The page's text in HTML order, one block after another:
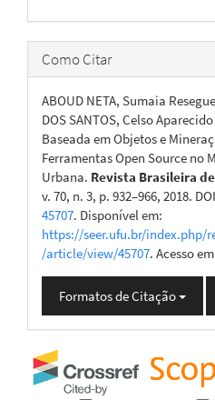
Como Citar
ABOUD NETA, Sumaia
DOS SANTOS, Celso
Baseada em Objetos e
Ferramentas Open Source no
Urbana. Revista Brasileira
v. 70, n. 3, p. 932–966, 2018.
45707. Disponível em:
https://seer.ufu.br/index.php/
/article/view/45707. Acesso
Formatos de Citação